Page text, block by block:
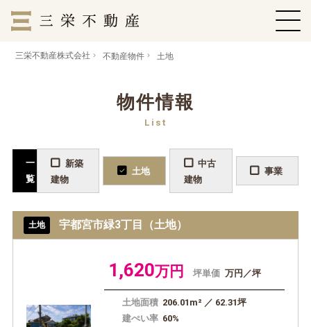
三栄不動産株式会社 不動産物件 土地
物件情報
List
一
覧
新築
建物
土地
中古
建物
事業
土地 宇都宮市緑3丁目（土地）
1,620万円 坪単価 万円／坪
土地面積 206.01m² ／ 62.31坪
建ぺい率 60%